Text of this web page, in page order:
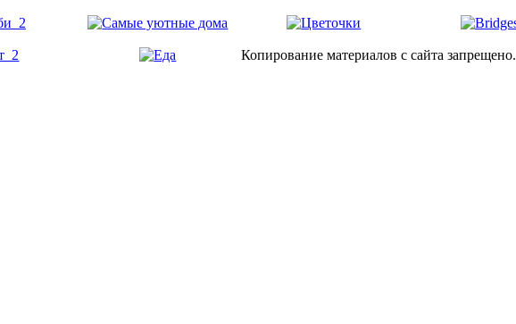
Копирование материалов с сайта запрещено.